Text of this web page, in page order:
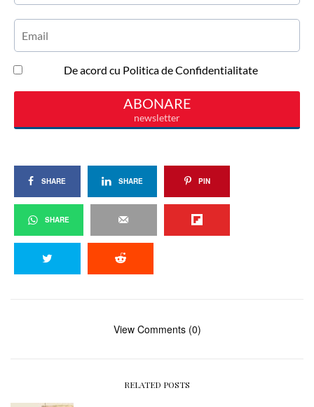
SHARE SHARE PIN
SHARE
View Comments (0)
RELATED POSTS